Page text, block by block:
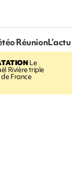
Réunion
Le
Rivière triple
France